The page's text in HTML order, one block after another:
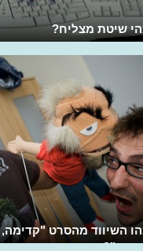
שיטת מצליח?
השיווד מהסרט "קדימה,